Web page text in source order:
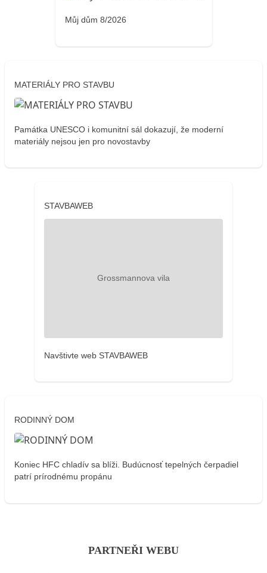
Můj dům 8/2026
MATERIÁLY PRO STAVBU
Památka UNESCO i komunitní sál dokazují, že moderní
materiály nejsou jen pro novostavby
STAVBAWEB
Navštivte web STAVBAWEB
RODINNÝ DOM
Koniec HFC chladív sa blíži. Budúcnosť tepelných čerpadiel
patrí prírodnému propánu
PARTNEŘI WEBU